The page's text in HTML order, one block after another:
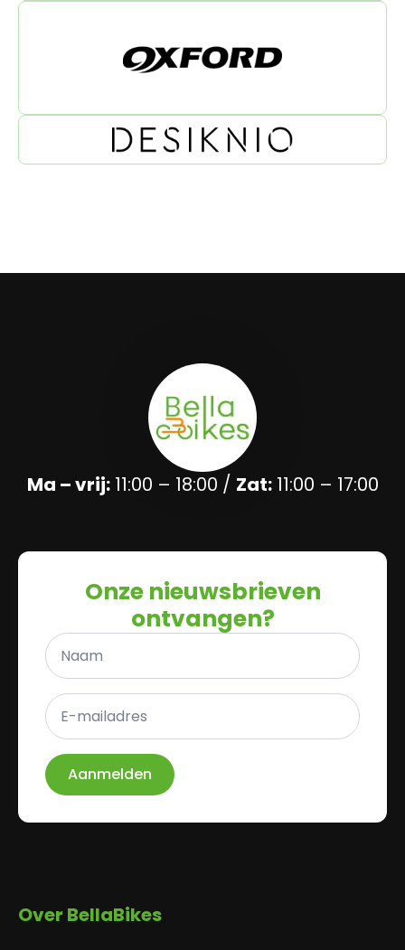
Ma – vrij:11:00 – 18:00 / Zat:11:00 – 17:00
Onze nieuwsbrieven
ontvangen?
Naam
*
E-
mailadres
*
Aanmelden
Over BellaBikes